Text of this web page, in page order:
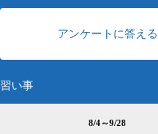
アンケートに答える
習い事
8/4～9/28